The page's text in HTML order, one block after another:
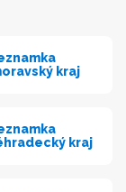
kraj
kraj